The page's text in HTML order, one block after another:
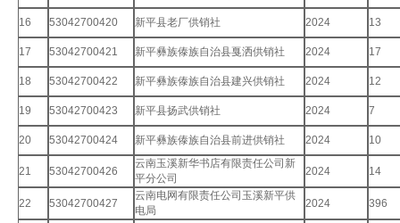
16 53042700420 新平县老厂供销社 2024 13
17 53042700421 新平彝族傣族自治县戛洒供销社 2024 17
18 53042700422 新平彝族傣族自治县建兴供销社 2024 12
19 53042700423 新平县扬武供销社 2024 7
20 53042700424 新平彝族傣族自治县前进供销社 2024 10
21 53042700426
云南玉溪新华书店有限责任公司新
平分公司
2024 14
22 53042700427
云南电网有限责任公司玉溪新平供
电局
2024 396